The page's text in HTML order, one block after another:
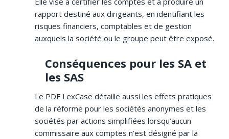
rapport destiné aux dirigeants, en identifiant les
risques financiers, comptables et de gestion
auxquels la société ou le groupe peut être exposé.
Conséquences pour les SA et
les SAS
Le PDF LexCase détaille aussi les effets pratiques
de la réforme pour les sociétés anonymes et les
sociétés par actions simplifiées lorsqu’aucun
commissaire aux comptes n’est désigné par la